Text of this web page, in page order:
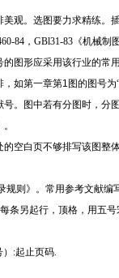
观。选图要力求精练。
84， GBl31-83《机械制
图形应采用该行业的常
，如第一章第1 图的图号为
。图中若有分图时，分
空白页不够排写该图整
规则》。常用参考文献
条另起行，顶格，用五号
:起止页码.